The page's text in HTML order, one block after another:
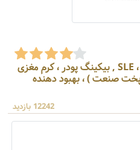
تولید کننده ، فروشنده ژل کیک ، SLE , بیکینگ پودر ، کرم مغزی
پخت صنعت ) ، بهبود دهنده
12242 بازدید